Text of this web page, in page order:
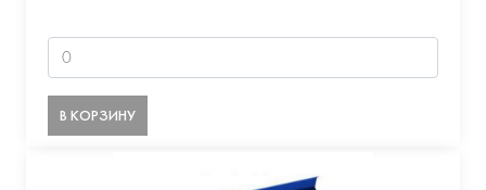
В КОРЗИНУ